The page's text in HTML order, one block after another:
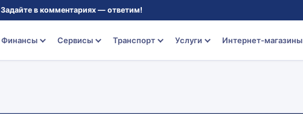
Задайте в комментариях — ответим!
Финансы Сервисы Транспорт Услуги Интернет-магазины